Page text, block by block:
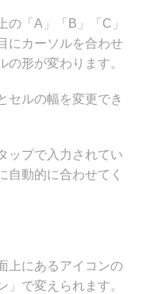
の「A」「B」「C」
にカーソルを合わせ
の形が変わります。
セルの幅を変更でき
ップで入力されてい
自動的に合わせてく
上にあるアイコンの
」で変えられます。